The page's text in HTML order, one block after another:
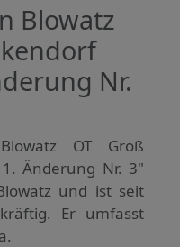
Blowatz
Nr.
OT Groß
Änderung Nr. 3"
und ist seit
Er umfasst